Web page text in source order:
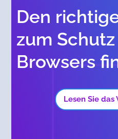
Den
zum
Browsers
Lesen Sie